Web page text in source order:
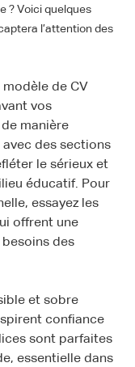
? Voici quelques
l’attention des
de CV
vos
manière
des sections
le sérieux et
éducatif. Pour
essayez les
offrent une
des
et sobre
confiance
sont parfaites
essentielle dans